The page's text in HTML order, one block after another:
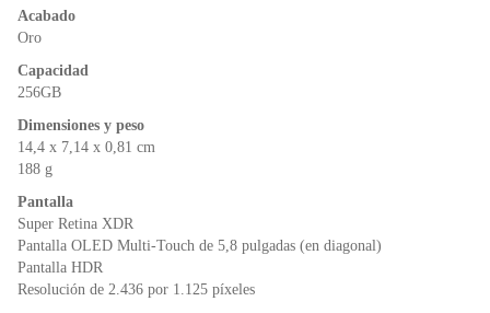
Acabado
Oro
Capacidad
256GB
Dimensiones y peso
14,4 x 7,14 x 0,81 cm
188 g
Pantalla
Super Retina XDR
Pantalla OLED Multi‑Touch de 5,8 pulgadas (en diagonal)
Pantalla HDR
Resolución de 2.436 por 1.125 píxeles